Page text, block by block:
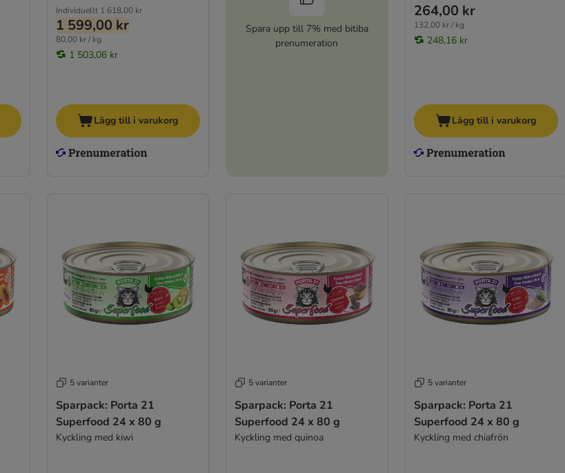
Individuellt 1 618,00 kr
1 599,00 kr
80,00 kr / kg
1 503,06 kr
Lägg till i varukorg
Spara upp till 7% med bitiba
prenumeration
264,00 kr
132,00 kr / kg
248,16 kr
Lägg till i varukorg
5 varianter
Sparpack: Porta 21
Superfood 24 x 80 g
Kyckling med kiwi
5 varianter
Sparpack: Porta 21
Superfood 24 x 80 g
Kyckling med quinoa
5 varianter
Sparpack: Porta 21
Superfood 24 x 80 g
Kyckling med chiafrön